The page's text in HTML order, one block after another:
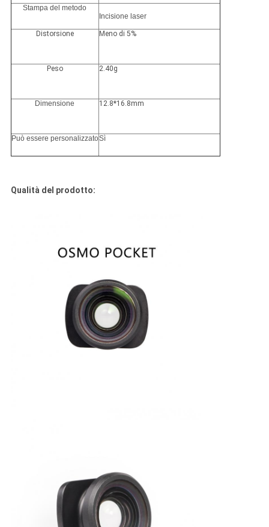
Stampa del metodo
Incisione laser
Distorsione Meno di 5%
Peso 2.40g
Dimensione 12.8*16.8mm
Può essere personalizzatoSì
Qualità del prodotto: